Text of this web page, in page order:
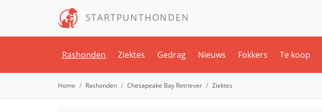
STARTPUNTHONDEN
Rashonden Ziektes Gedrag Nieuws Fokkers Te koop
Home Rashonden Chesapeake Bay Retriever Ziektes